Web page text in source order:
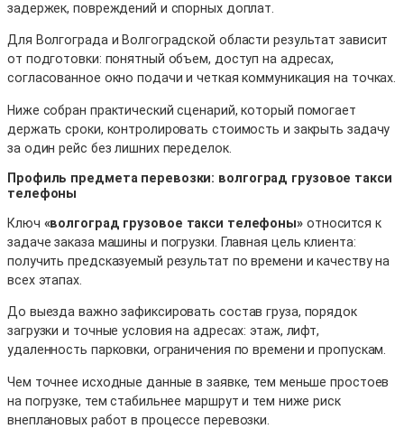
задержек, повреждений и спорных доплат.
Для Волгограда и Волгоградской области результат зависит
от подготовки: понятный объем, доступ на адресах,
согласованное окно подачи и четкая коммуникация на точках.
Ниже собран практический сценарий, который помогает
держать сроки, контролировать стоимость и закрыть задачу
за один рейс без лишних переделок.
Профиль предмета перевозки: волгоград грузовое такси
телефоны
Ключ «волгоград грузовое такси телефоны» относится к
задаче заказа машины и погрузки. Главная цель клиента:
получить предсказуемый результат по времени и качеству на
всех этапах.
До выезда важно зафиксировать состав груза, порядок
загрузки и точные условия на адресах: этаж, лифт,
удаленность парковки, ограничения по времени и пропускам.
Чем точнее исходные данные в заявке, тем меньше простоев
на погрузке, тем стабильнее маршрут и тем ниже риск
внеплановых работ в процессе перевозки.